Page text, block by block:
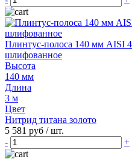
Плинтус-полоса 140 мм AISI
шлифованное
Высота
140 мм
Длина
3 м
Цвет
Нитрид титана золото
5 581 руб / шт.
-
+